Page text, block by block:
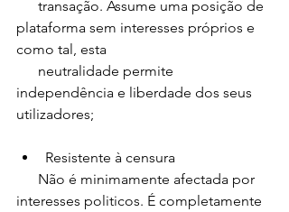
plataforma sem interesses próprios e
como tal, esta
independência e liberdade dos seus
utilizadores;
Resistente à censura
interesses politicos. É completamente